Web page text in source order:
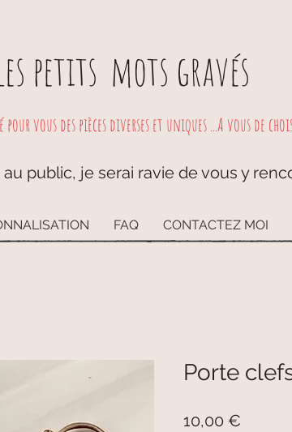
petits mots gravés
vous des pièces diverses et uniques ...A vous de
public, je serai ravie de vous y
FAQ CONTACTEZ MOI
Porte
10,00 €